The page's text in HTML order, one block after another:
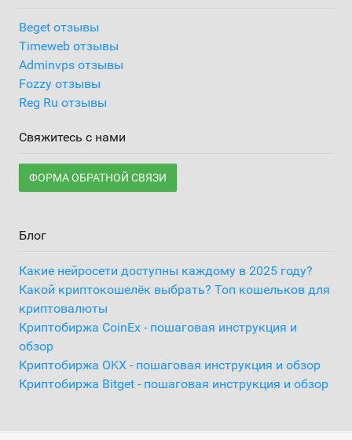
Beget отзывы
Timeweb отзывы
Adminvps отзывы
Fozzy отзывы
Reg Ru отзывы
Свяжитесь с нами
ФОРМА ОБРАТНОЙ СВЯЗИ
Блог
Какие нейросети доступны каждому в 2025 году?
Какой криптокошелёк выбрать? Топ кошельков для
криптовалюты
Криптобиржа CoinEx - пошаговая инструкция и
обзор
Криптобиржа OKX - пошаговая инструкция и обзор
Криптобиржа Bitget - пошаговая инструкция и обзор